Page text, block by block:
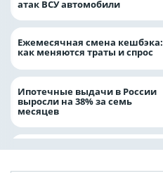
атак ВСУ автомобили
Ежемесячная смена кешбэка:
как меняются траты и спрос
Ипотечные выдачи в России
выросли на 38% за семь
месяцев